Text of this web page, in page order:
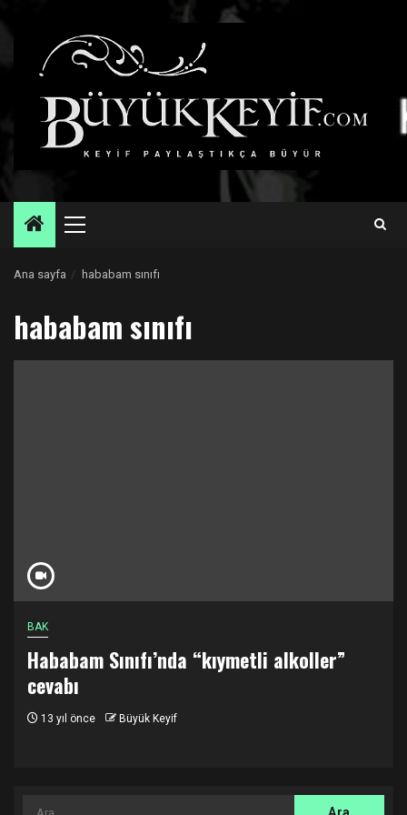
Primary
Ana sayfa hababam sınıfı
hababam sınıfı
BAK
Hababam Sınıfı’nda “kıymetli alkoller”
cevabı
13 yıl önce Büyük Keyif
Arama: